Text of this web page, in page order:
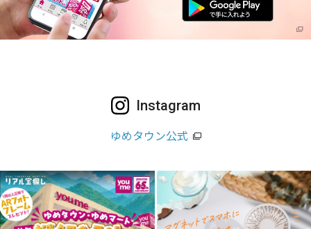
Instagram
ゆめタウン公式